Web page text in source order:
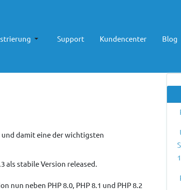
Support Kundencenter Blog
damit eine der wichtigsten
als stabile Version released.
nun neben PHP 8.0, PHP 8.1 und PHP 8.2